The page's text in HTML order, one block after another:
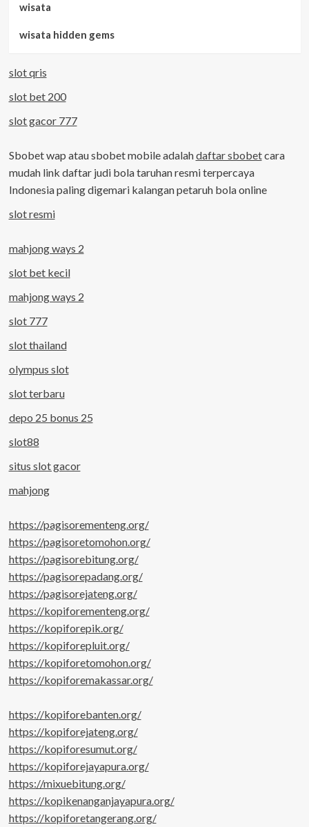
wisata
wisata hidden gems
slot qris
slot bet 200
slot gacor 777
Sbobet wap atau sbobet mobile adalahdaftar sbobetcara
mudah link daftar judi bola taruhan resmi terpercaya
Indonesia paling digemari kalangan petaruh bola online
slot resmi
mahjong ways 2
slot bet kecil
mahjong ways 2
slot 777
slot thailand
olympus slot
slot terbaru
depo 25 bonus 25
slot88
situs slot gacor
mahjong
https://pagisorementeng.org/
https://pagisoretomohon.org/
https://pagisorebitung.org/
https://pagisorepadang.org/
https://pagisorejateng.org/
https://kopiforementeng.org/
https://kopiforepik.org/
https://kopiforepluit.org/
https://kopiforetomohon.org/
https://kopiforemakassar.org/
https://kopiforebanten.org/
https://kopiforejateng.org/
https://kopiforesumut.org/
https://kopiforejayapura.org/
https://mixuebitung.org/
https://kopikenanganjayapura.org/
https://kopiforetangerang.org/